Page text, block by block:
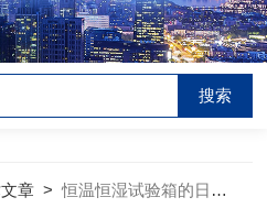
章 >恒温恒湿试验箱的日常保养